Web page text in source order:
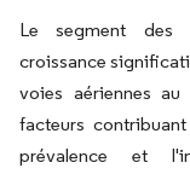
Le segment des
croissance
voies aériennes
facteurs
prévalence et